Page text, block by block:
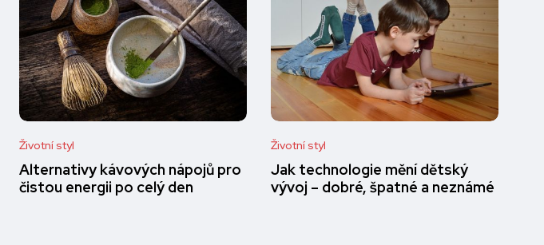
Životní styl
Alternativy kávových nápojů pro
čistou energii po celý den
Životní styl
Jak technologie mění dětský
vývoj – dobré, špatné a neznámé